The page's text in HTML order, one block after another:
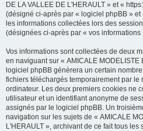
DE LA VALLEE DE L'HERAULT » et «
(désigné ci-après par « logiciel phpBB »
les informations collectées lors des
(désignées ci-après par « vos informations
Vos informations sont collectées de deux
en naviguant sur « AMICALE MODELISTE
logiciel phpBB génèrera un certain
fichiers téléchargés temporairement par le
ordinateur. Les deux premiers cookies ne
utilisateur et un identifiant anonyme de
assignés par le logiciel phpBB. Un
navigation sur les sujets de « AMICALE
L'HERAULT », archivant de ce fait tous